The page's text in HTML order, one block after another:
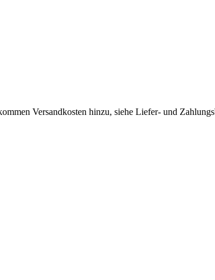
Versandkosten hinzu, siehe Liefer- und